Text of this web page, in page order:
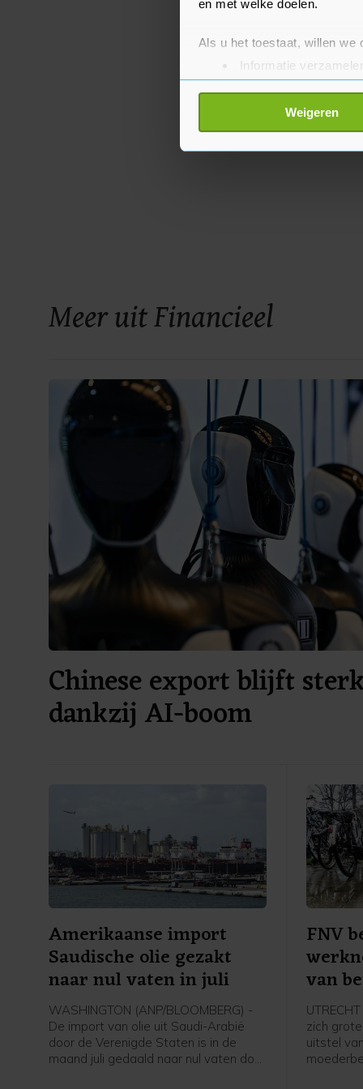
en met welke doelen.
Als u het toestaat, willen we
Informatie
Uw apparaat
Lees meer over hoe uw
toestemming op elk moment
Weigeren
Meer uit Financieel
Chinese export blijft
dankzij AI-boom
Amerikaanse import
Saudische olie gezakt
naar nul vaten in juli
WASHINGTON (ANP/BLOOMBERG) -
De import van olie uit Saudi-Arabië
door de Verenigde Staten is in de
maand juli gedaald naar nul vaten door
FNV
van
zich
uitstel